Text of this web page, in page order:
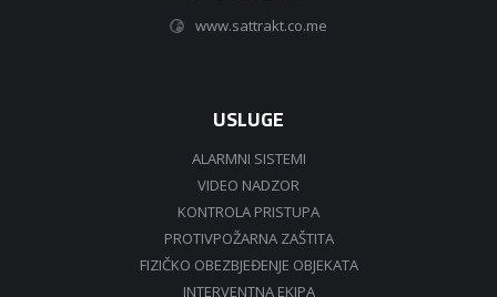
www.sattrakt.co.me
USLUGE
ALARMNI SISTEMI
VIDEO NADZOR
KONTROLA PRISTUPA
PROTIVPOŽARNA ZAŠTITA
FIZIČKO OBEZBJEĐENJE OBJEKATA
INTERVENTNA EKIPA